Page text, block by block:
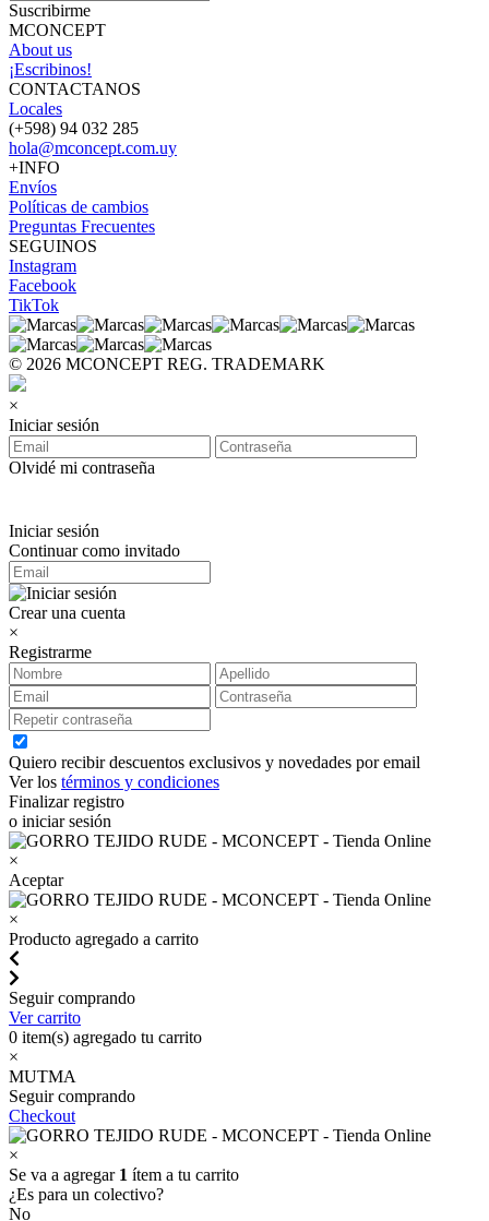
Suscribirme
MCONCEPT
About us
¡Escribinos!
CONTACTANOS
Locales
(+598) 94 032 285
hola@mconcept.com.uy
+INFO
Envíos
Políticas de cambios
Preguntas Frecuentes
SEGUINOS
Instagram
Facebook
TikTok
© 2026 MCONCEPT REG. TRADEMARK
×
Iniciar sesión
Olvidé mi contraseña
Iniciar sesión
Continuar como invitado
Crear una cuenta
×
Registrarme
Quiero recibir descuentos exclusivos y novedades por email
Ver los términos y condiciones
Finalizar registro
o iniciar sesión
×
Aceptar
×
Producto agregado a carrito
Seguir comprando
Ver carrito
0 item(s) agregado tu carrito
×
MUTMA
Seguir comprando
Checkout
×
Se va a agregar 1 ítem a tu carrito
¿Es para un colectivo?
No